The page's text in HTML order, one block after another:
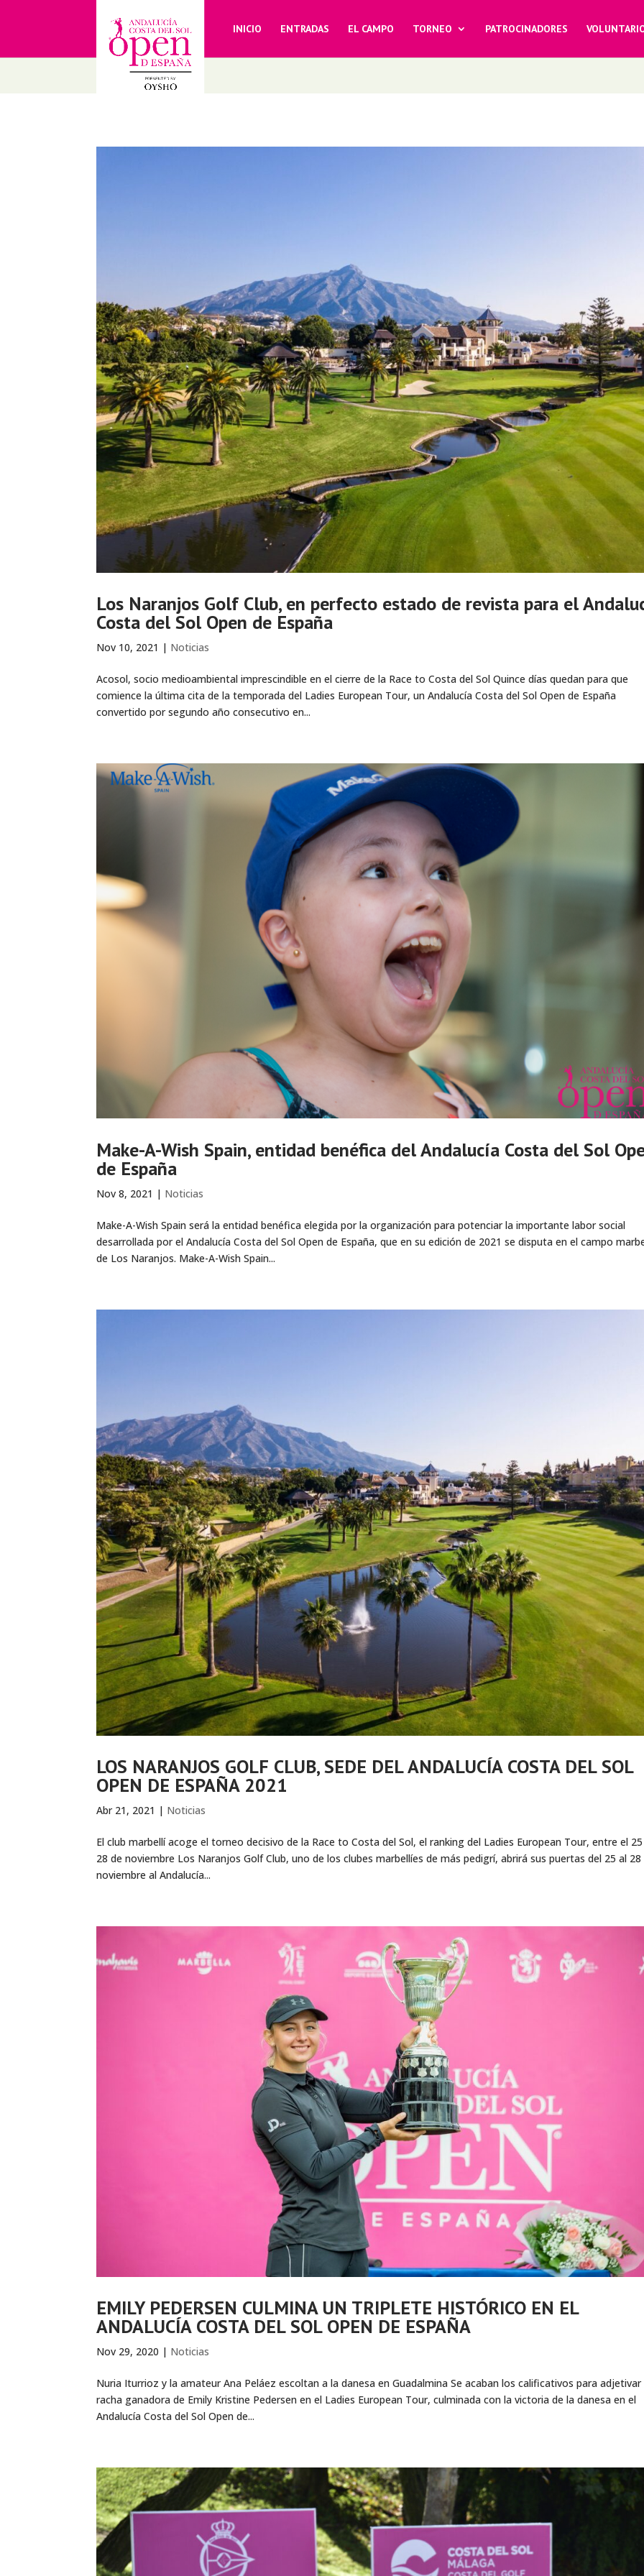
INICIO ENTRADAS EL CAMPO TORNEO PATROCINADORES
Los Naranjos Golf Club, en perfecto estado de revista para el
Costa del Sol Open de España
Nov 10, 2021 | Noticias
Acosol, socio medioambiental imprescindible en el cierre de la Race to Costa del Sol Quince días quedan para que
comience la última cita de la temporada del Ladies European Tour, un Andalucía Costa del Sol Open de España
convertido por segundo año consecutivo en...
Make-A-Wish Spain, entidad benéfica del Andalucía Costa del Sol
de España
Nov 8, 2021 | Noticias
Make-A-Wish Spain será la entidad benéfica elegida por la organización para potenciar la importante labor social
desarrollada por el Andalucía Costa del Sol Open de España, que en su edición de 2021 se disputa en el campo
de Los Naranjos. Make-A-Wish Spain...
LOS NARANJOS GOLF CLUB, SEDE DEL ANDALUCÍA COSTA DEL SOL
OPEN DE ESPAÑA 2021
Abr 21, 2021 | Noticias
El club marbellí acoge el torneo decisivo de la Race to Costa del Sol, el ranking del Ladies European Tour, entre el
28 de noviembre Los Naranjos Golf Club, uno de los clubes marbellíes de más pedigrí, abrirá sus puertas del 25 al 28
noviembre al Andalucía...
EMILY PEDERSEN CULMINA UN TRIPLETE HISTÓRICO EN EL
ANDALUCÍA COSTA DEL SOL OPEN DE ESPAÑA
Nov 29, 2020 | Noticias
Nuria Iturrioz y la amateur Ana Peláez escoltan a la danesa en Guadalmina Se acaban los calificativos para adjetivar
racha ganadora de Emily Kristine Pedersen en el Ladies European Tour, culminada con la victoria de la danesa en el
Andalucía Costa del Sol Open de...